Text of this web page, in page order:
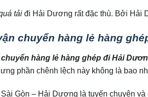
tải đi Hải Dương rất đặc thù. Bởi Hải
chuyển hàng lẻ hàng
hàng lẻ hàng ghép đi Hải
phần chênh lệch này không là bao
Gòn – Hải Dương là tuyến chuyên và